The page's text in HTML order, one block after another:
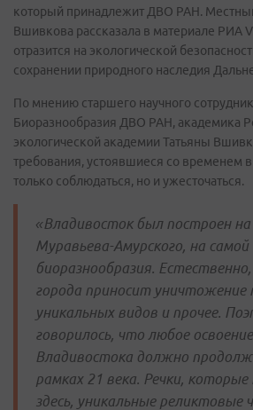
который принадлежит ДВО РАН.
Вшивкова рассказала в материале РИА
отразится на экологической
сохранении природного наследия
По мнению старшего научного
Биоразнообразия ДВО РАН, академика
экологической академии Татьяны
требования, устоявшиеся со временем
только соблюдаться, но и ужесточаться.
«Владивосток был построен
Муравьева-Амурского, на
биоразнообразия.
города приносит уничтожение
уникальных видов и прочее.
говорилось, что любое
Владивостока должно
рамках 21 века. Речки,
здесь, уникальные реликтовые